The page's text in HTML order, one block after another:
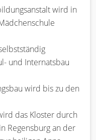
wird in
und Internatsbau
wird bis zu den
das Kloster durch
Regensburg an der